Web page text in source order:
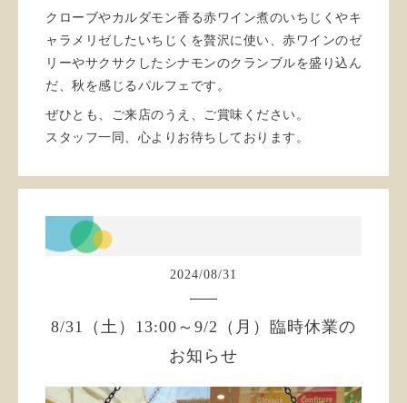
クローブやカルダモン香る赤ワイン煮のいちじくやキ
ャラメリゼしたいちじくを贅沢に使い、赤ワインのゼ
リーやサクサクしたシナモンのクランブルを盛り込ん
だ、秋を感じるパルフェです。
ぜひとも、ご来店のうえ、ご賞味ください。
スタッフ一同、心よりお待ちしております。
2024/08/31
8/31（土）13:00～9/2（月）臨時休業の
お知らせ